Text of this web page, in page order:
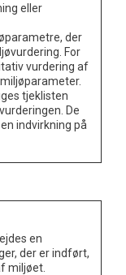
eller
der
For
vurdering af
tjeklisten
De
indvirkning på
en
der er indført,
miljøet.